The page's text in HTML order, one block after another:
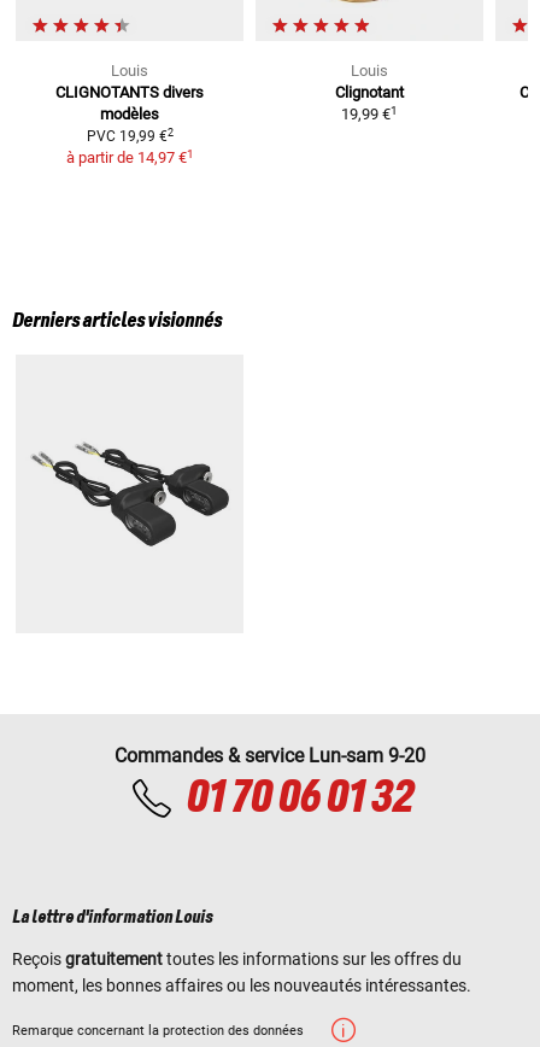
Louis
CLIGNOTANTS divers
modèles
PVC 19,99 €2
à partir de 14,97 €1
Louis
Clignotant
19,99 €1
Derniers articles visionnés
Commandes & service Lun-sam 9-20
01 70 06 01 32
La lettre d'information Louis
Reçoisgratuitementtoutes les informations sur les offres du
moment, les bonnes affaires ou les nouveautés intéressantes.
Remarque concernant la protection des données